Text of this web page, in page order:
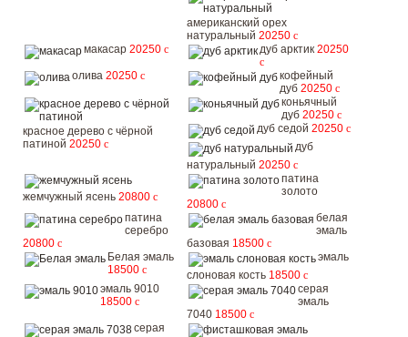
американский орех
натуральный 20250 c
макасар 20250 c дуб арктик 20250
c
олива 20250 c
кофейный
дуб 20250 c
красное дерево с чёрной
патиной 20250 c
коньячный
дуб 20250 c
дуб седой 20250 c
дуб
натуральный 20250 c
жемчужный ясень 20800 c
патина
золото
20800 c
патина
серебро
20800 c
белая
эмаль
базовая 18500 c
Белая эмаль
18500 c
эмаль
слоновая кость 18500 c
эмаль 9010
18500 c
серая
эмаль
7040 18500 c
серая